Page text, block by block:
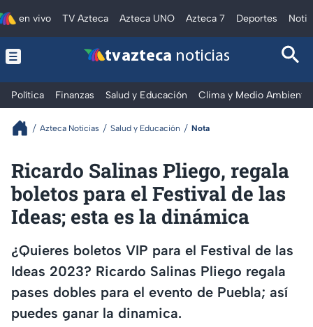
en vivo TV Azteca Azteca UNO Azteca 7 Deportes
tv azteca noticias
Política Finanzas Salud y Educación Clima y Medio Ambiente
Azteca Noticias Salud y Educación Nota
Ricardo Salinas Pliego, regala
boletos para el Festival de las
Ideas; esta es la dinámica
¿Quieres boletos VIP para el Festival de las
Ideas 2023? Ricardo Salinas Pliego regala
pases dobles para el evento de Puebla; así
puedes ganar la dinamica.